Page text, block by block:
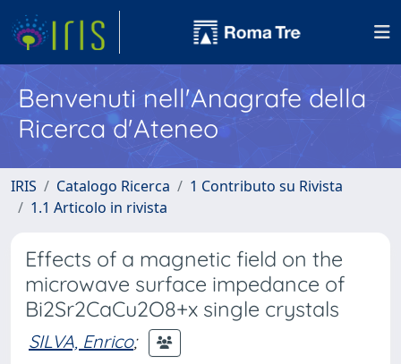
Benvenuti nell'Anagrafe della
Ricerca d'Ateneo
IRIS Catalogo Ricerca
1 Contributo su Rivista
1.1 Articolo in rivista
Effects of a magnetic field on the
microwave surface impedance of
Bi2Sr2CaCu2O8+x single crystals
SILVA, Enrico;